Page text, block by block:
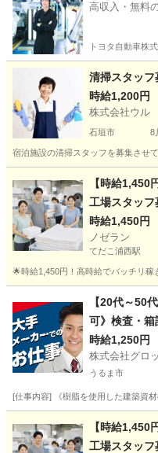
高収入・無料
トヨタ自動車株
清掃スタッフ
時給1,200円
株式会社ウル
石垣市 8
宿泊施設の清掃スタッフを募集させ
軽作業
【時給1,450
工場スタッフ
時給1,450円
ノゼラン
てだこ浦西駅
🌟時給1,450円！高時給でバッチリ
てだこ浦西駅
【20代～50
可》検査・
／土日祝休み
有
時給1,250円
株式会社グロ
うるま市
[仕事内容] 《樹脂を使用した建築資
仕分け
【時給1,450
工場スタッフ